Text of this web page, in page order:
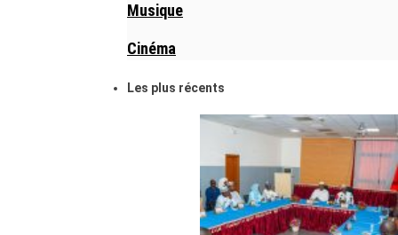
Musique
Cinéma
Les plus récents